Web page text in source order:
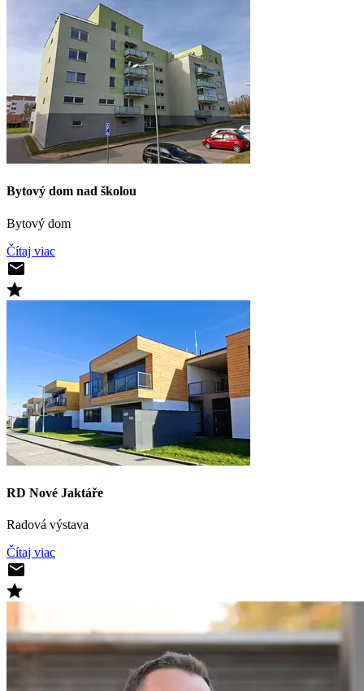
Bytový dom nad školou
Bytový dom
Čítaj viac
RD Nové Jaktáře
Radová výstava
Čítaj viac